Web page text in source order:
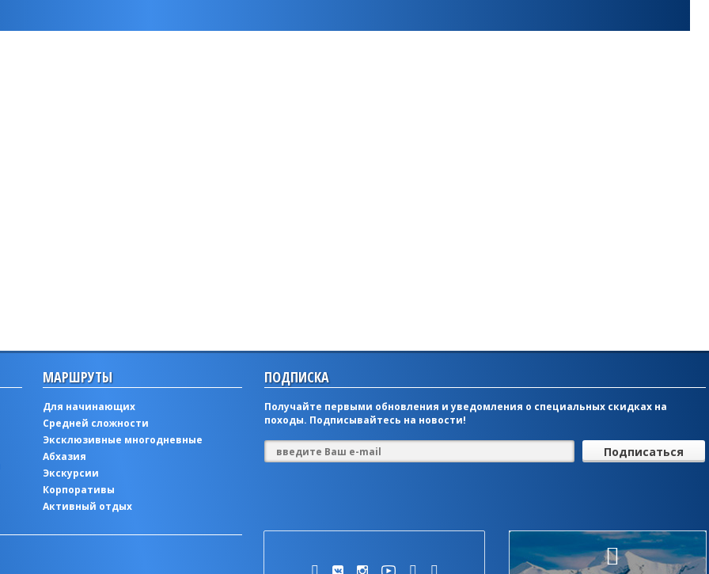
МАРШРУТЫ
Для начинающих
Средней сложности
Эксклюзивные многодневные
Абхазия
Экскурсии
Корпоративы
Активный отдых
ПОДПИСКА
Получайте первыми обновления и уведомления о специальных скидках на
походы. Подписывайтесь на новости!